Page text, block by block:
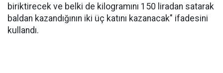
biriktirecek ve belki de kilogramını 150 liradan satarak
baldan kazandığının iki üç katını kazanacak" ifadesini
kullandı.